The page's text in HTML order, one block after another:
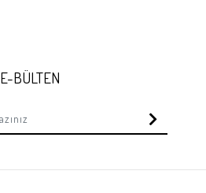
E-BÜLTEN